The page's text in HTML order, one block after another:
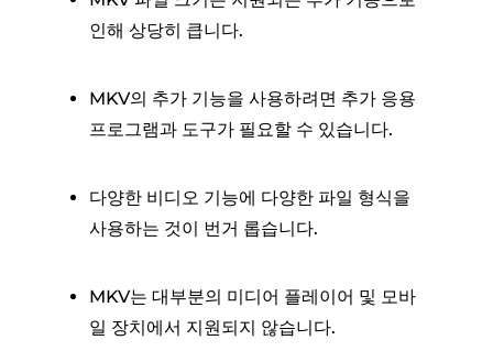
인해 상당히 큽니다.
MKV의 추가 기능을 사용하려면 추가 응용
프로그램과 도구가 필요할 수 있습니다.
다양한 비디오 기능에 다양한 파일 형식을
사용하는 것이 번거 롭습니다.
MKV는 대부분의 미디어 플레이어 및 모바
일 장치에서 지원되지 않습니다.